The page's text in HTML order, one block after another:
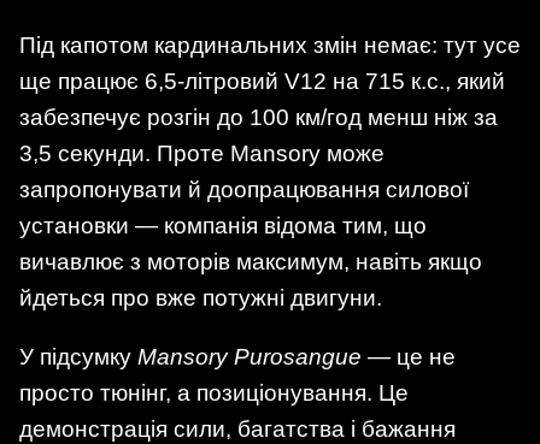
Під капотом кардинальних змін немає: тут усе
ще працює 6,5-літровий V12 на 715 к.с., який
забезпечує розгін до 100 км/год менш ніж за
3,5 секунди. Проте Mansory може
запропонувати й доопрацювання силової
установки — компанія відома тим, що
вичавлює з моторів максимум, навіть якщо
йдеться про вже потужні двигуни.
У підсумку Mansory Purosangue — це не
просто тюнінг, а позиціонування. Це
демонстрація сили, багатства і бажання